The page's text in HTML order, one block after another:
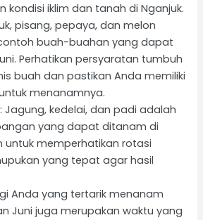
kondisi iklim dan tanah di Nganjuk.
pisang, pepaya, dan melon
buah-buahan yang dapat
Perhatikan persyaratan tumbuh
buah dan pastikan Anda memiliki
menanamnya.
: Jagung, kedelai, dan padi adalah
yang dapat ditanam di
untuk memperhatikan rotasi
yang tepat agar hasil
Anda yang tertarik menanam
Juni juga merupakan waktu yang